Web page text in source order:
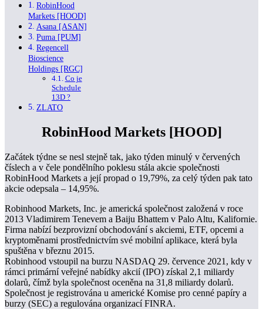
RobinHood
Markets [HOOD]
Asana [ASAN]
Puma [PUM]
Regencell
Bioscience
Holdings [RGC]
Co je
Schedule
13D ?
ZLATO
RobinHood Markets [HOOD]
Začátek týdne se nesl stejně tak, jako týden minulý v červených
číslech a v čele pondělního poklesu stála akcie společnosti
RobinHood Markets a její propad o 19,79%, za celý týden pak tato
akcie odepsala – 14,95%.
Robinhood Markets, Inc. je americká společnost založená v roce
2013 Vladimirem Tenevem a Baiju Bhattem v Palo Altu, Kalifornie.
Firma nabízí bezprovizní obchodování s akciemi, ETF, opcemi a
kryptoměnami prostřednictvím své mobilní aplikace, která byla
spuštěna v březnu 2015.
Robinhood vstoupil na burzu NASDAQ 29. července 2021, kdy v
rámci primární veřejné nabídky akcií (IPO) získal 2,1 miliardy
dolarů, čímž byla společnost oceněna na 31,8 miliardy dolarů.
Společnost je registrována u americké Komise pro cenné papíry a
burzy (SEC) a regulována organizací FINRA.